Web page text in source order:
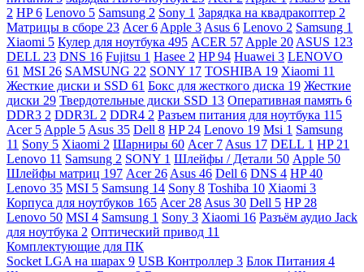
2 HP6 Lenovo 5 Samsung 2 Sony 1 Зарядка на квадракоптер 2
Матрицы в сборе 23 Acer6 Apple 3 Asus 6 Lenovo 2 Samsung 1
Xiaomi 5 Кулер для ноутбука 495 ACER 57 Apple 20 ASUS 123
DELL 23 DNS 16 Fujitsu 1 Hasee 2 HP94 Huawei 3 LENOVO
61 MSI 26 SAMSUNG 22 SONY 17 TOSHIBA 19 Xiaomi 11
Жесткие диски и SSD 61 Бокс для жесткого диска 19 Жесткие
диски 29 Твердотельные диски SSD 13 Оперативная память 6
DDR3 2 DDR3L 2 DDR4 2 Разъем питания для ноутбука 115
Acer 5 Apple 5 Asus 35 Dell 8 HP 24 Lenovo 19 Msi 1 Samsung
11 Sony 5 Xiaomi 2 Шарниры 60 Acer 7 Asus 17 DELL 1 HP 21
Lenovo 11 Samsung 2 SONY 1 Шлейфы / Детали 50 Apple 50
Шлейфы матриц 197 Acer 26 Asus 46 Dell 6 DNS 4 HP40
Lenovo 35 MSI 5 Samsung 14 Sony 8 Toshiba 10 Xiaomi 3
Корпуса для ноутбуков 165 Acer 28 Asus 30 Dell 5 HP 28
Lenovo 50 MSI 4 Samsung 1 Sony 3 Xiaomi 16 Разъём аудио Jack
для ноутбука 2 Оптический привод 11
Комплектующие для ПК
Socket LGA на шарах 9 USB Контроллер 3 Блок Питания 4